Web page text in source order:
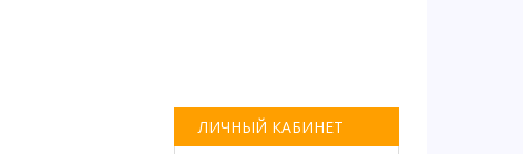
ЛИЧНЫЙ КАБИНЕТ